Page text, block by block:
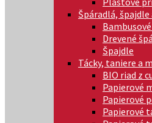
Špáradlá, špajdle
Drevené
Špajdle
Tácky, taniere a
BIO riad z
Papierové
Papierové
Papierové